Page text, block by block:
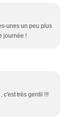
unes un peu plus
journée !
c'est très gentil !!!